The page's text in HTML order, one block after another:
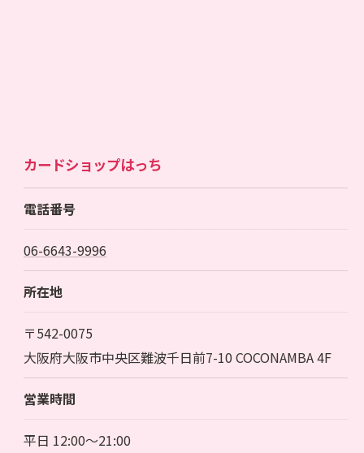
カードショップはっち
電話番号
06-6643-9996
所在地
〒542-0075
大阪府大阪市中央区難波千日前7-10 COCONAMBA 4F
営業時間
平日 12:00～21:00